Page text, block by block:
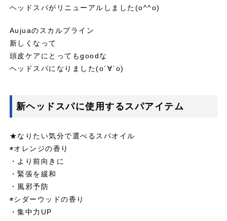
ヘッドスパがリニューアルしました(o^^o)
Aujuaのスカルプライン
新しくなって
頭皮ケアにとってもgoodな
ヘッドスパになりました(о´∀`о)
新ヘッドスパに使用するスパアイテム
★なりたい気分で選べるスパオイル
◉オレンジの香り
・より前向きに
・緊張を緩和
・風邪予防
◉シダーウッドの香り
・集中力UP